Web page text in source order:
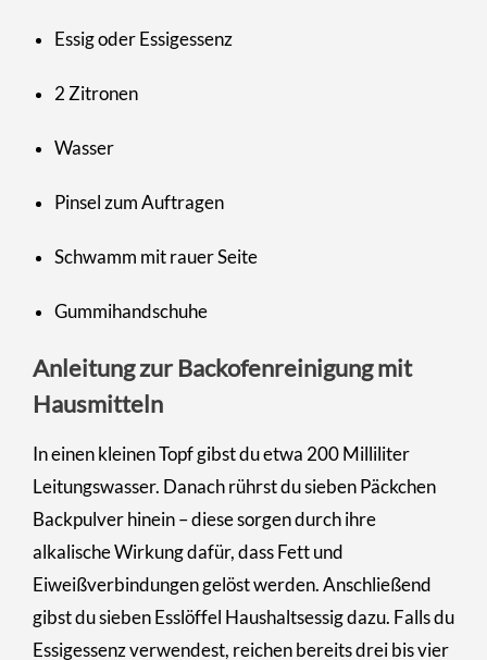
Essig oder Essigessenz
2 Zitronen
Wasser
Pinsel zum Auftragen
Schwamm mit rauer Seite
Gummihandschuhe
Anleitung zur Backofenreinigung mit
Hausmitteln
In einen kleinen Topf gibst du etwa 200 Milliliter
Leitungswasser. Danach rührst du sieben Päckchen
Backpulver hinein – diese sorgen durch ihre
alkalische Wirkung dafür, dass Fett und
Eiweißverbindungen gelöst werden. Anschließend
gibst du sieben Esslöffel Haushaltsessig dazu. Falls du
Essigessenz verwendest, reichen bereits drei bis vier